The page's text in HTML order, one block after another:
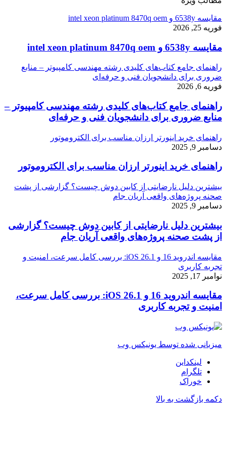
مقایسه 6538y و intel xeon platinum 8470q oem
فوریه 25, 2026
مقایسه 6538y و intel xeon platinum 8470q oem
راهنمای جامع کتاب‌های کلیدی رشته مهندسی کامپیوتر – منابع
ضروری برای دانشجویان فنی و حرفه‌ای
فوریه 6, 2026
راهنمای جامع کتاب‌های کلیدی رشته مهندسی کامپیوتر –
منابع ضروری برای دانشجویان فنی و حرفه‌ای
راهنمای خرید اینورتر ارزان مناسب برای الکتروموتور
دسامبر 9, 2025
راهنمای خرید اینورتر ارزان مناسب برای الکتروموتور
بیشترین دلیل نارضایتی از کابین دوش چیست؟ گزارشی از پشت
صحنه پروژه‌های واقعی آریان جام
دسامبر 9, 2025
بیشترین دلیل نارضایتی از کابین دوش چیست؟ گزارشی
از پشت صحنه پروژه‌های واقعی آریان جام
مقایسه اندروید 16 و iOS 26.1: بررسی کامل سرعت، امنیت و
تجربه کاربری
نوامبر 17, 2025
مقایسه اندروید 16 و iOS 26.1: بررسی کامل سرعت،
امنیت و تجربه کاربری
میزبانی شده توسط یونیکس وب
لینکداین
تلگرام
خوراک
دکمه بازگشت به بالا